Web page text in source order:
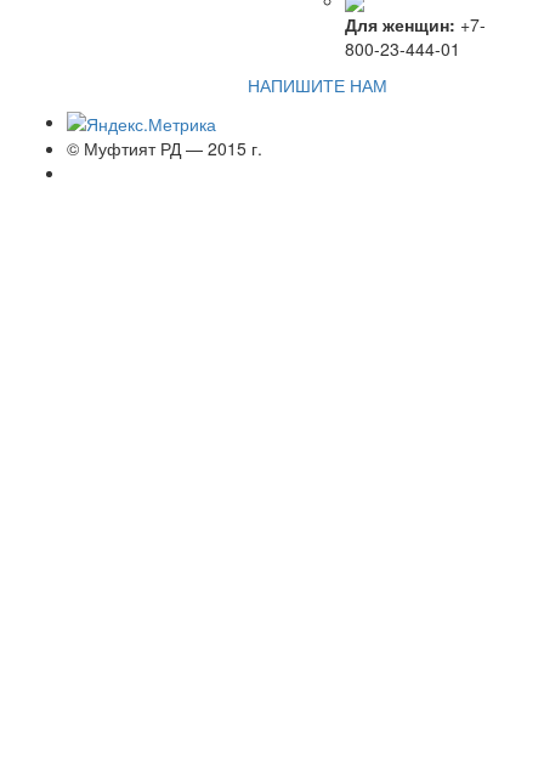
Для женщин: +7-
800-23-444-01
НАПИШИТЕ НАМ
© Муфтият РД — 2015 г.